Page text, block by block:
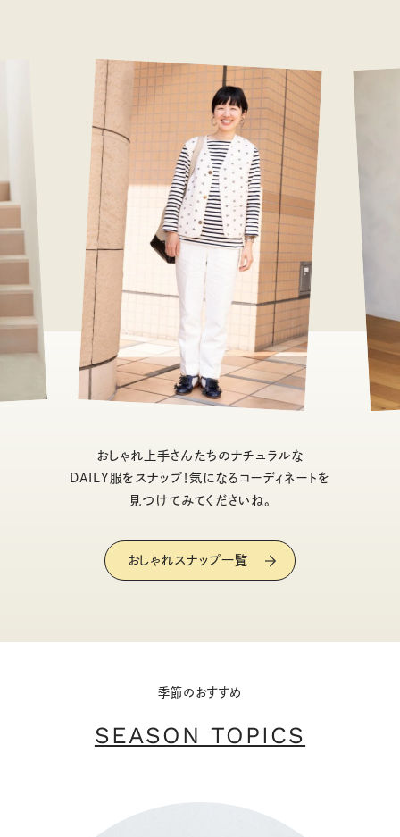
おしゃれ上手さんたちのナチュラルな
DAILY服をスナップ！気になるコーディネートを
見つけてみてくださいね。
おしゃれスナップ一覧
季節のおすすめ
SEASON TOPICS